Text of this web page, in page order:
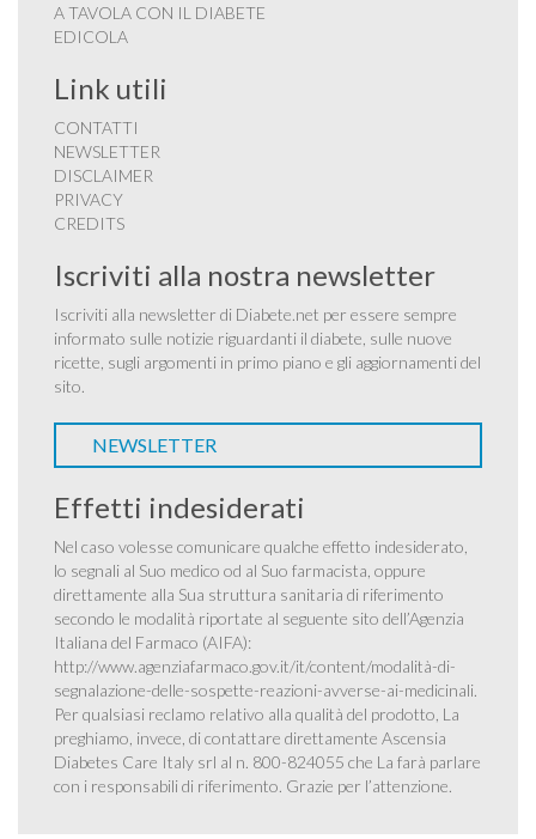
A TAVOLA CON IL DIABETE
EDICOLA
Link utili
CONTATTI
NEWSLETTER
DISCLAIMER
PRIVACY
CREDITS
Iscriviti alla nostra newsletter
Iscriviti alla newsletter di Diabete.net per essere sempre
informato sulle notizie riguardanti il diabete, sulle nuove
ricette, sugli argomenti in primo piano e gli aggiornamenti del
sito.
NEWSLETTER
Effetti indesiderati
Nel caso volesse comunicare qualche effetto indesiderato,
lo segnali al Suo medico od al Suo farmacista, oppure
direttamente alla Sua struttura sanitaria di riferimento
secondo le modalità riportate al seguente sito dell’Agenzia
Italiana del Farmaco (AIFA):
http://www.agenziafarmaco.gov.it/it/content/modalità-di-
segnalazione-delle-sospette-reazioni-avverse-ai-medicinali.
Per qualsiasi reclamo relativo alla qualità del prodotto, La
preghiamo, invece, di contattare direttamente Ascensia
Diabetes Care Italy srl al n. 800-824055 che La farà parlare
con i responsabili di riferimento. Grazie per l’attenzione.